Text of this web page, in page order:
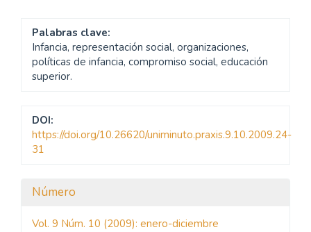
Palabras clave:
Infancia, representación social, organizaciones,
políticas de infancia, compromiso social, educación
superior.
DOI:
https://doi.org/10.26620/uniminuto.praxis.9.10.2009.24-
31
Detalles
del
Número
Vol. 9 Núm. 10 (2009): enero-diciembre